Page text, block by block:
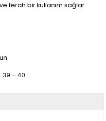
ferah bir kullanım sağlar.
39 – 40